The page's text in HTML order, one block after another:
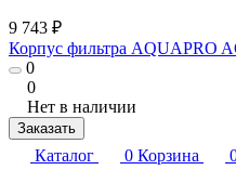
9 743 ₽
Корпус фильтра AQUAPRO
0
0
Нет в наличии
Заказать
Каталог 0 Корзина